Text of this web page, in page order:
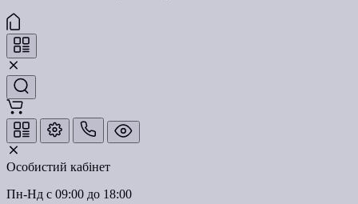
Особистий кабінет
Пн-Нд с 09:00 до 18:00